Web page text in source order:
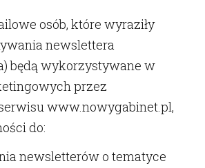
osób, które wyraziły
newslettera
będą wykorzystywane w
przez
www.nowygabinet.pl,
do:
newsletterów o tematyce